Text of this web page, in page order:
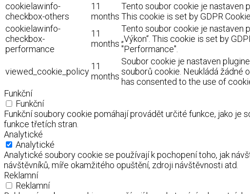
cookielawinfo-
checkbox-others
11
months
Tento soubor cookie je nastaven
This cookie is set by GDPR
cookielawinfo-
checkbox-
performance
11
months
Tento soubor cookie je nastaven
„Výkon“. This cookie is set by
"Performance".
viewed_cookie_policy
11
months
Soubor cookie je nastaven
souborů cookie. Neukládá žádné
has consented to the use of
Funkční
Funkční
Funkční soubory cookie pomáhají provádět určité funkce, jako
funkce třetích stran.
Analytické
Analytické
Analytické soubory cookie se používají k pochopení toho, jak
návštěvníků, míře okamžitého opuštění, zdroji návštěvnosti atd.
Reklamní
Reklamní